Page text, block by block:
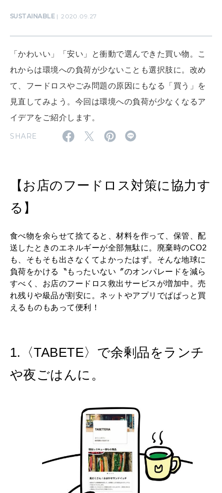
いい人生って？
MAGAZINE
特集
2026年8月号『お茶の時間です。』
2026年7月号「鎌倉 ローカルが 教えてくれた 本当の歩き方。」
2026年5月号「“大好き”に出会いに。韓国」
2026年3月号「スイーツ予想図 2026」
2026年2月号「良運を掴む 新・開運術。」
2026年1月号「猫がいれば、幸せ」
2025年12月号「お酒の新常識。」
MAGAZINE
FOLLOW US!
SUSTAINABLE 2020.09.27
「かわいい」「安い」と衝動で選んできた買い物。こ
れからは環境への負荷が少ないことも選択肢に。改め
て、フードロスやごみ問題の原因にもなる「買う」を
見直してみよう。今回は環境への負荷が少なくなるア
イデアをご紹介します。
SHARE
【お店のフードロス対策に協力す
る】
食べ物を余らせて捨てると、材料を作って、保管、配
送したときのエネルギーが全部無駄に。廃棄時のCO2
も、そもそも出さなくてよかったはず。そんな地球に
負荷をかける〝もったいない〞のオンパレードを減ら
すべく、お店のフードロス救出サービスが増加中。売
れ残りや級品が割安に。ネットやアプリでぱぱっと買
えるものもあって便利！
1.〈TABETE〉で余剰品をランチ
や夜ごはんに。